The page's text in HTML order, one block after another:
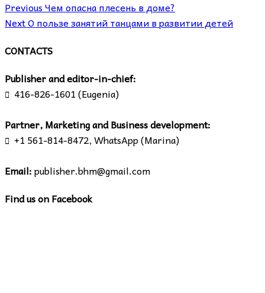
PreviousЧем опасна плесень в доме?
NextО пользе занятий танцами в развитии детей
CONTACTS
Publisher and editor-in-chief:
 416-826-1601 (Eugenia)
Partner, Marketing and Business development:
 +1 561-814-8472, WhatsApp (Marina)
Email:publisher.bhm@gmail.com
Find us on Facebook